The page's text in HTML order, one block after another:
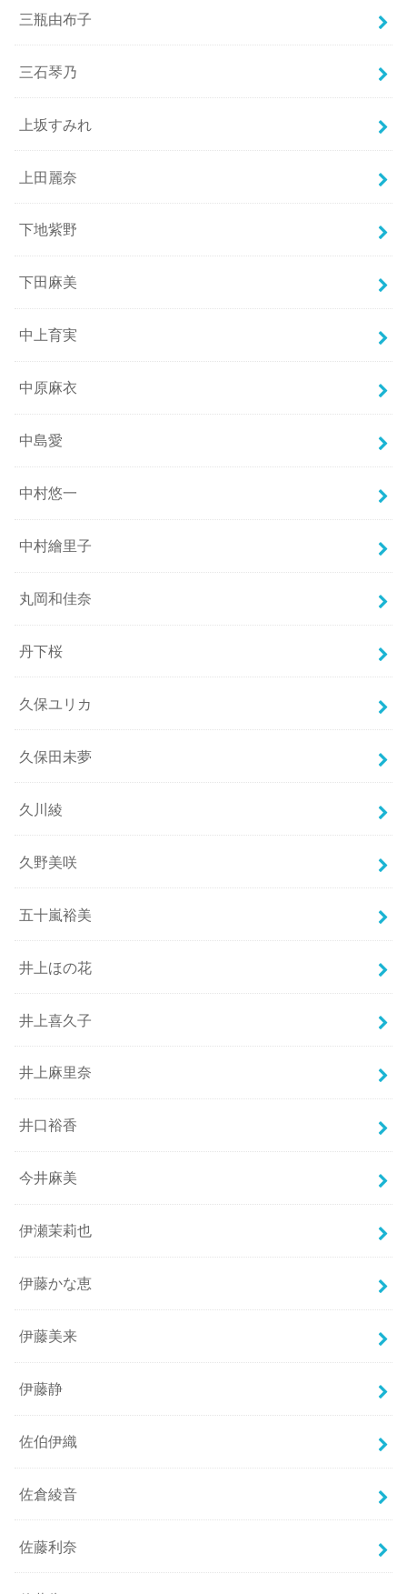
三瓶由布子
三石琴乃
上坂すみれ
上田麗奈
下地紫野
下田麻美
中上育実
中原麻衣
中島愛
中村悠一
中村繪里子
丸岡和佳奈
丹下桜
久保ユリカ
久保田未夢
久川綾
久野美咲
五十嵐裕美
井上ほの花
井上喜久子
井上麻里奈
井口裕香
今井麻美
伊瀬茉莉也
伊藤かな恵
伊藤美来
伊藤静
佐伯伊織
佐倉綾音
佐藤利奈